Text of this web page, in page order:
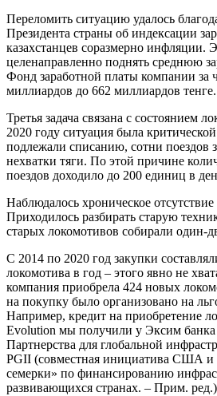
Переломить ситуацию удалось
Президента страны об индексации
казахстанцев соразмерно инфляции.
целенаправленно поднять среднюю
Фонд заработной платы компании за
миллиардов до 662 миллиар­дов тенге.
Третья задача связана с состоя­нием
2020 году ситуация была
подлежали списанию, сотни поездов
нехватки тяги. По этой причине
поездов доходило до 200 единиц в
Наблюдалось хроническое отсутствие
Приходилось разбирать старую
старых локомотивов собирали один-
С 2014 по 2020 год закупки
локомотива в год – этого явно не
компания приобрела 424 новых
на покупку было организовано на
Например, кредит на приобретение
Evolution мы получили у Эксим
Партнерства для глобальной
PGII (совместная инициа­тива США и
семерки» по финансированию
развивающихся странах. – Прим.